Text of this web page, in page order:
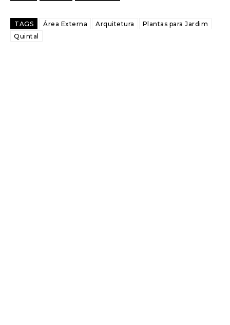
TAGS Área Externa Arquitetura
Plantas para Jardim
Quintal